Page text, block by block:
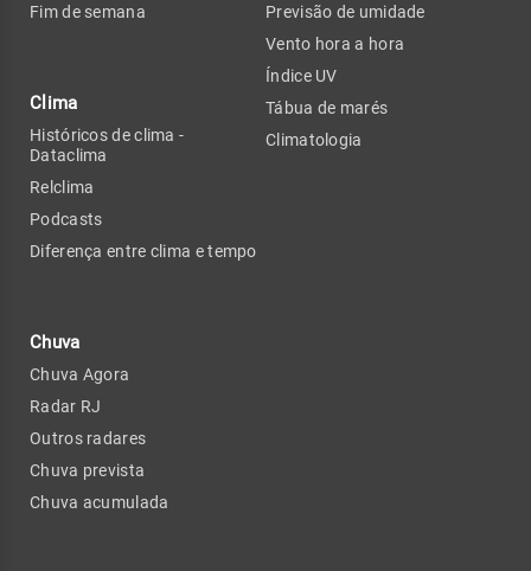
Fim de semana
Clima
Históricos de clima -
Dataclima
Relclima
Podcasts
Diferença entre clima e tempo
Chuva
Chuva Agora
Radar RJ
Outros radares
Chuva prevista
Chuva acumulada
Previsão de umidade
Vento hora a hora
Índice UV
Tábua de marés
Climatologia